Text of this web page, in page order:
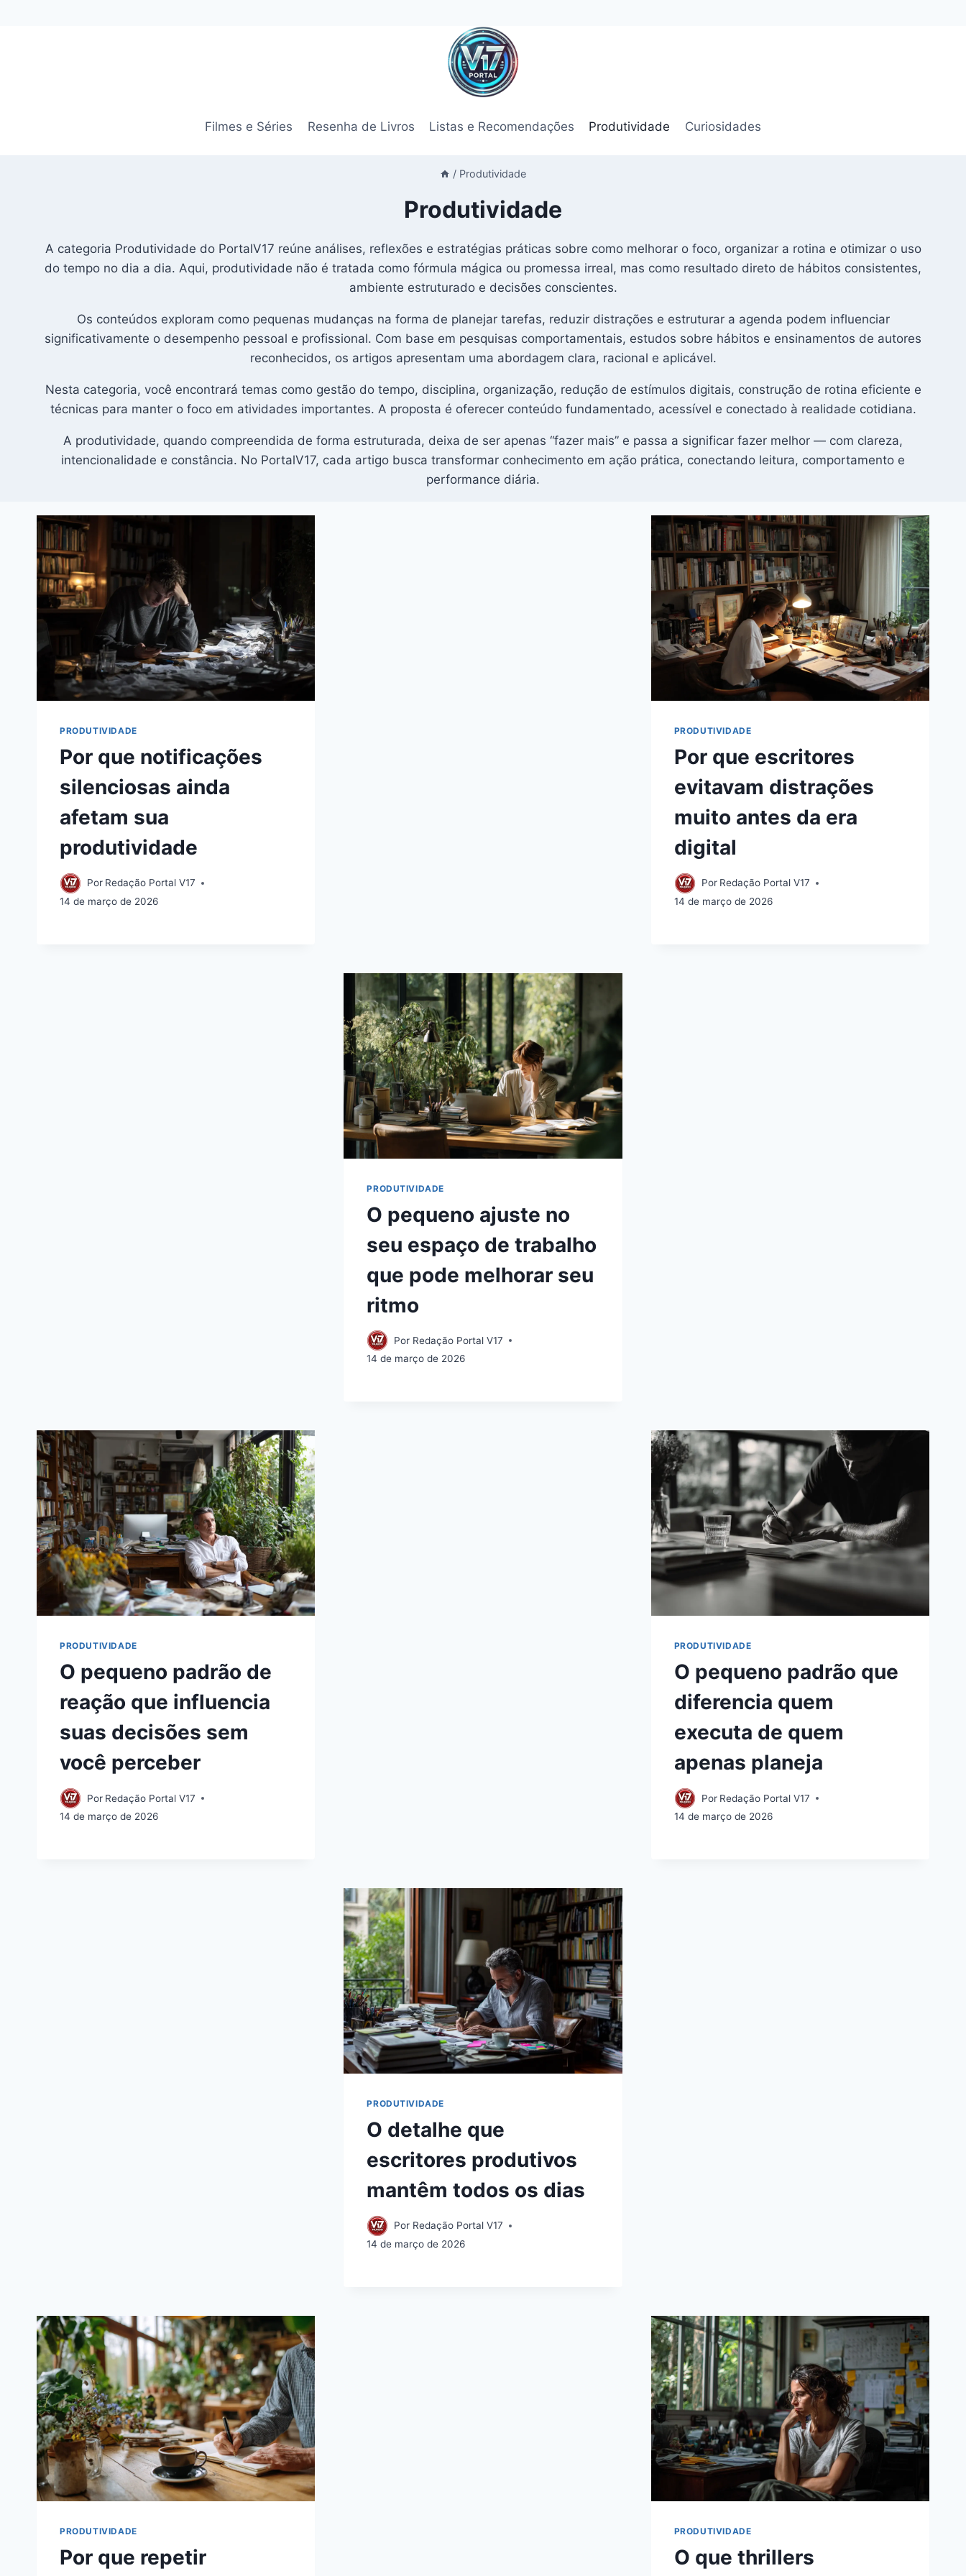
Filmes e Séries Resenha de Livros Listas e Recomendações Produtividade Curiosidades
/ Produtividade
Produtividade
A categoria Produtividade do PortalV17 reúne análises, reflexões e estratégias práticas sobre como melhorar o foco, organizar a rotina e otimizar o uso
do tempo no dia a dia. Aqui, produtividade não é tratada como fórmula mágica ou promessa irreal, mas como resultado direto de hábitos consistentes,
ambiente estruturado e decisões conscientes.
Os conteúdos exploram como pequenas mudanças na forma de planejar tarefas, reduzir distrações e estruturar a agenda podem influenciar
significativamente o desempenho pessoal e profissional. Com base em pesquisas comportamentais, estudos sobre hábitos e ensinamentos de autores
reconhecidos, os artigos apresentam uma abordagem clara, racional e aplicável.
Nesta categoria, você encontrará temas como gestão do tempo, disciplina, organização, redução de estímulos digitais, construção de rotina eficiente e
técnicas para manter o foco em atividades importantes. A proposta é oferecer conteúdo fundamentado, acessível e conectado à realidade cotidiana.
A produtividade, quando compreendida de forma estruturada, deixa de ser apenas “fazer mais” e passa a significar fazer melhor — com clareza,
intencionalidade e constância. No PortalV17, cada artigo busca transformar conhecimento em ação prática, conectando leitura, comportamento e
performance diária.
PRODUTIVIDADE
Por que notificações
silenciosas ainda
afetam sua
produtividade
Por Redação Portal V17
14 de março de 2026
PRODUTIVIDADE
Por que escritores
evitavam distrações
muito antes da era
digital
Por Redação Portal V17
14 de março de 2026
PRODUTIVIDADE
O pequeno ajuste no
seu espaço de trabalho
que pode melhorar seu
ritmo
Por Redação Portal V17
14 de março de 2026
PRODUTIVIDADE
O pequeno padrão de
reação que influencia
suas decisões sem
você perceber
Por Redação Portal V17
14 de março de 2026
PRODUTIVIDADE
O pequeno padrão que
diferencia quem
executa de quem
apenas planeja
Por Redação Portal V17
14 de março de 2026
PRODUTIVIDADE
O detalhe que
escritores produtivos
mantêm todos os dias
Por Redação Portal V17
14 de março de 2026
PRODUTIVIDADE
Por que repetir
PRODUTIVIDADE
O que thrillers